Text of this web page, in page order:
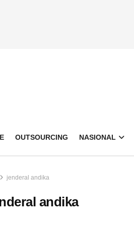
OUTSOURCING NASIONAL
jenderal andika
andika